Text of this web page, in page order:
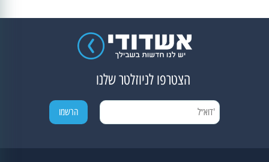
הצטרפו לניוזלטר שלנו